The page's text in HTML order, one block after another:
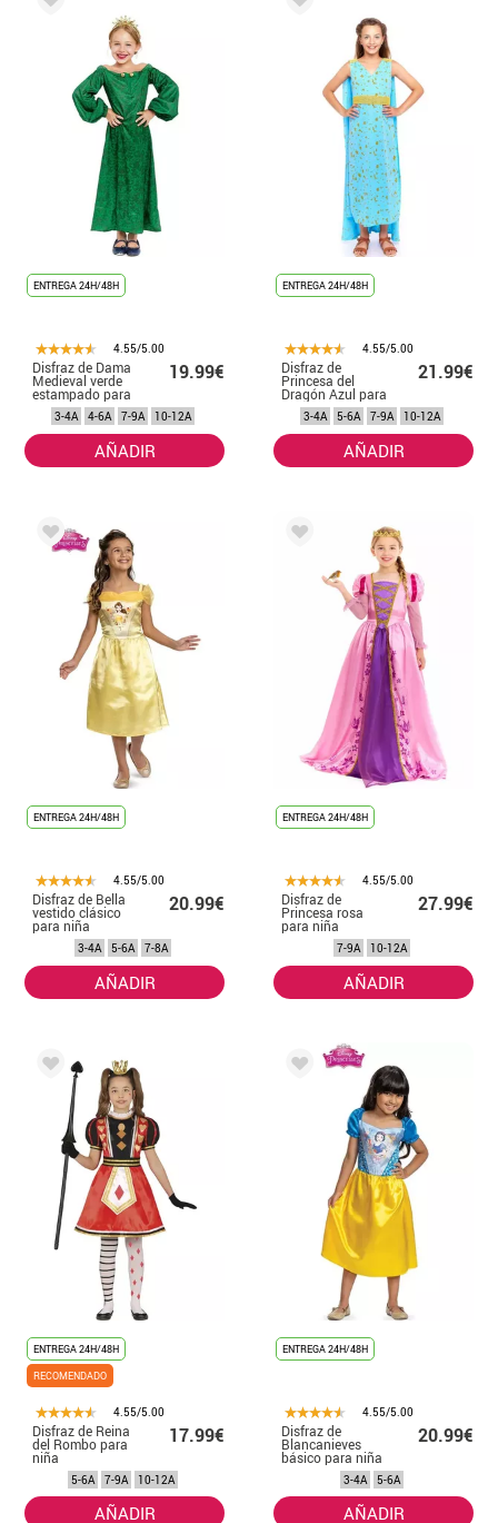
ENTREGA 24H/48H
4.55/5.00
Disfraz de Dama
Medieval verde
estampado para
niña
19.99€
3-4A 4-6A 7-9A 10-12A
AÑADIR
ENTREGA 24H/48H
4.55/5.00
Disfraz de
Princesa del
Dragón Azul para
niña
21.99€
3-4A 5-6A 7-9A 10-12A
AÑADIR
ENTREGA 24H/48H
4.55/5.00
Disfraz de Bella
vestido clásico
para niña
20.99€
3-4A 5-6A 7-8A
AÑADIR
ENTREGA 24H/48H
4.55/5.00
Disfraz de
Princesa rosa
para niña
27.99€
7-9A 10-12A
AÑADIR
ENTREGA 24H/48H
RECOMENDADO
4.55/5.00
Disfraz de Reina
del Rombo para
niña
17.99€
5-6A 7-9A 10-12A
AÑADIR
ENTREGA 24H/48H
4.55/5.00
Disfraz de
Blancanieves
básico para niña
20.99€
3-4A 5-6A
AÑADIR